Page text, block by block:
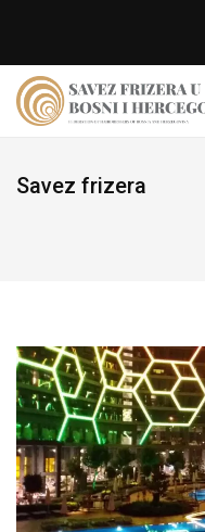
Savez frizera